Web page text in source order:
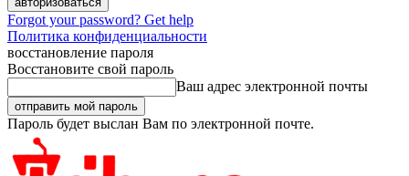
Forgot your password? Get help
Политика конфиденциальности
восстановление пароля
Восстановите свой пароль
Ваш адрес электронной почты
Пароль будет выслан Вам по электронной почте.